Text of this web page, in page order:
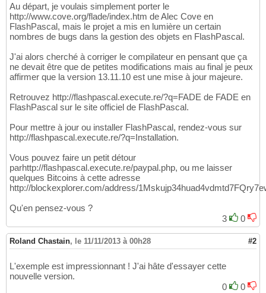
Au départ, je voulais simplement porter le
http://www.cove.org/flade/index.htm de Alec Cove en
FlashPascal, mais le projet a mis en lumière un certain
nombres de bugs dans la gestion des objets en FlashPascal.
J'ai alors cherché à corriger le compilateur en pensant que ça
ne devait être que de petites modifications mais au final je peux
affirmer que la version 13.11.10 est une mise à jour majeure.
Retrouvez http://flashpascal.execute.re/?q=FADE de FADE en
FlashPascal sur le site officiel de FlashPascal.
Pour mettre à jour ou installer FlashPascal, rendez-vous sur
http://flashpascal.execute.re/?q=Installation.
Vous pouvez faire un petit détour
parhttp://flashpascal.execute.re/paypal.php, ou me laisser
quelques Bitcoins à cette adresse
http://blockexplorer.com/address/
Qu'en pensez-vous ?
3
0
Roland Chastain, le 11/11/2013 à 00h28 #2
L'exemple est impressionnant ! J'ai hâte d'essayer cette
nouvelle version.
0
0